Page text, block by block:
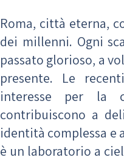
Roma, città eterna,
dei millenni. Ogni
passato glorioso, a
presente. Le
interesse per la
contribuiscono a
identità complessa e
è un laboratorio a